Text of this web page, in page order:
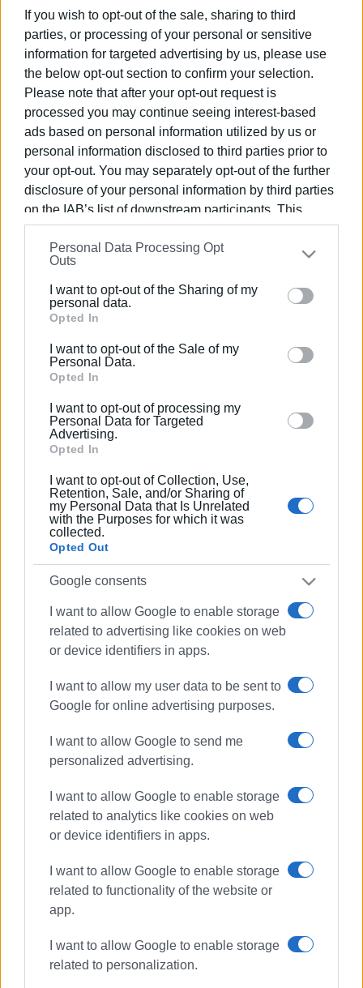
If you wish to opt-out of the sale, sharing to third
parties, or processing of your personal or sensitive
information for targeted advertising by us, please use
the below opt-out section to confirm your selection.
Please note that after your opt-out request is
processed you may continue seeing interest-based
ads based on personal information utilized by us or
personal information disclosed to third parties prior to
your opt-out. You may separately opt-out of the further
disclosure of your personal information by third parties
on the IAB’s list of downstream participants. This
information may also be disclosed by us to third parties
on theIAB’s List of Downstream Participants
that may
further disclose it to other third parties.
Please note that this website/app uses one or more
Google services and may gather and store information
behaviour. You may click to grant or deny consent to
Google and its third-party tags to use your data for
section.
Personal Data Processing Opt
Outs
I want to opt-out of the Sharing of my
personal data.
Opted In
I want to opt-out of the Sale of my
Personal Data.
Opted In
I want to opt-out of processing my
Personal Data for Targeted
Advertising.
Opted In
I want to opt-out of Collection, Use,
Retention, Sale, and/or Sharing of
my Personal Data that Is Unrelated
with the Purposes for which it was
collected.
Opted Out
Google consents
I want to allow Google to enable storage
related to advertising like cookies on web
or device identifiers in apps.
I want to allow my user data to be sent to
Google for online advertising purposes.
I want to allow Google to send me
personalized advertising.
I want to allow Google to enable storage
related to analytics like cookies on web
or device identifiers in apps.
I want to allow Google to enable storage
related to functionality of the website or
app.
I want to allow Google to enable storage
related to personalization.
13 ετών και την έφτασε στη 2 θέση του κόσμου.
Μιλάμε για τον Παύλο Σκορδίλη που αυτές τις μέρες θα
βοηθήσει την Κωνσταντίνα να συνεχίσει το πρόγραμμα
προετοιμασίας για τους αγώνες της ερχόμενης σεζόν.
Φυσικά το κλειστό προπονητήριο στου Βρυώνη στις
εγκαταστάσεις της Coca Cola που του έχει
παραχωρηθεί είναι ο χώρος που προφυλάσσει από το
κρύο και τις βροχές και εκεί βρέθηκε η άλτρια του
Κερκυραϊκού μαζί με τον προπονητή της και άλλους
αθλητές και αθλήτριες του ΚΓΣ που ειδικεύονται στο
άλμα επί κοντώ.
Εμφανίσεις: 78
Ακολουθήστε το enimerosi στο
Κωνσταντίνα Ρωμαίου
ΣΧΕΤΙΚA AΡΘΡΑ
Η Κερκυραία πρωταθλήτρια